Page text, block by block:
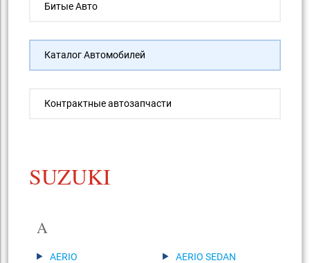
Битые Авто
Каталог Автомобилей
Контрактные автозапчасти
SUZUKI
A
AERIO
AERIO SEDAN